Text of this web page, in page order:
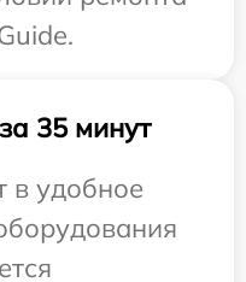
35 минут
в удобное